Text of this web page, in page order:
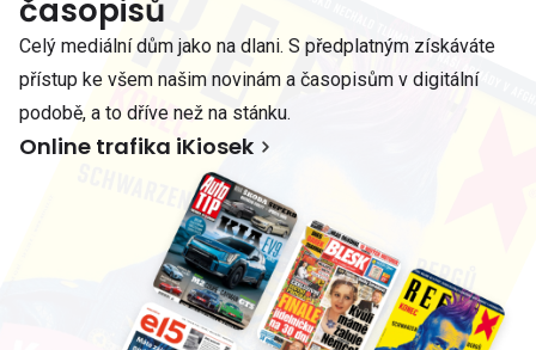
časopisů
Celý mediální dům jako na dlani. S předplatným získáváte
přístup ke všem našim novinám a časopisům v digitální
podobě, a to dříve než na stánku.
Online trafika iKiosek